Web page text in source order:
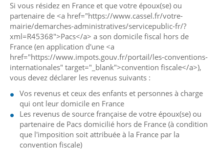
Si vous résidez en France et que votre époux(se) ou
partenaire de <a href="https://www.cassel.fr/votre-
mairie/demarches-administratives/servicepublic-fr/?
xml=R45368">Pacs</a> a son domicile fiscal hors de
France (en application d'une <a
href="https://www.impots.gouv.fr/portail/les-conventions-
internationales" target="_blank">convention fiscale</a>),
vous devez déclarer les revenus suivants :
Vos revenus et ceux des enfants et personnes à charge
qui ont leur domicile en France
Les revenus de source française de votre époux(se) ou
partenaire de Pacs domicilié hors de France (à condition
que l'imposition soit attribuée à la France par la
convention fiscale)